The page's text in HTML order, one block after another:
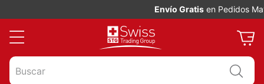
Envío Gratisen Pedidos
Buscar